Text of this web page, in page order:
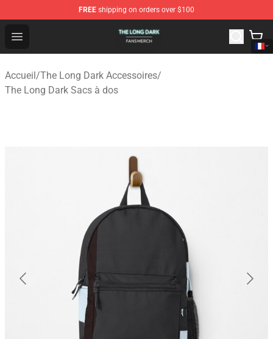
FREE shipping on orders over $100
Open menu
The Long Dark Shop - Official The Long Dark
Accueil/The Long Dark Accessoires/
The Long Dark Sacs à dos